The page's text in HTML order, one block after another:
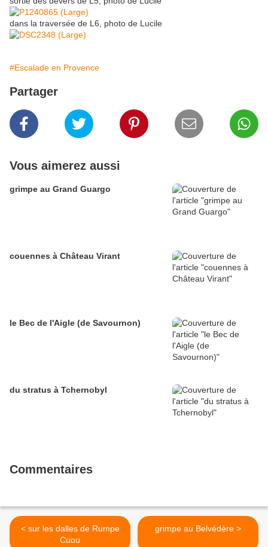
dans la traversée de L6, photo de Lucile
#Escalade en Provence
Partager
Vous aimerez aussi
grimpe au Grand Guargo
couennes à Château Virant
le Bec de l'Aigle (de Savournon)
du stratus à Tchernobyl
Commentaires
< sur les dalles de Rumpe
Cuou
grimpe au Belvédère >